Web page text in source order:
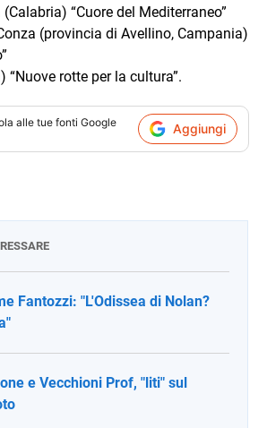
“Cuore del Mediterraneo”
(provincia di Avellino, Campania)
“Nuove rotte per la cultura”.
alle tue fonti Google
Aggiungi
Fantozzi: "L'Odissea di Nolan?
e Vecchioni Prof, "liti" sul